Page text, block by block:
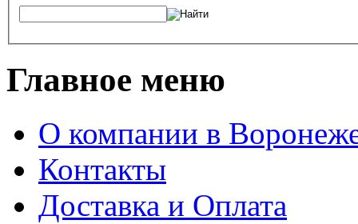
Главное меню
О компании в
Контакты
Доставка и Оплата